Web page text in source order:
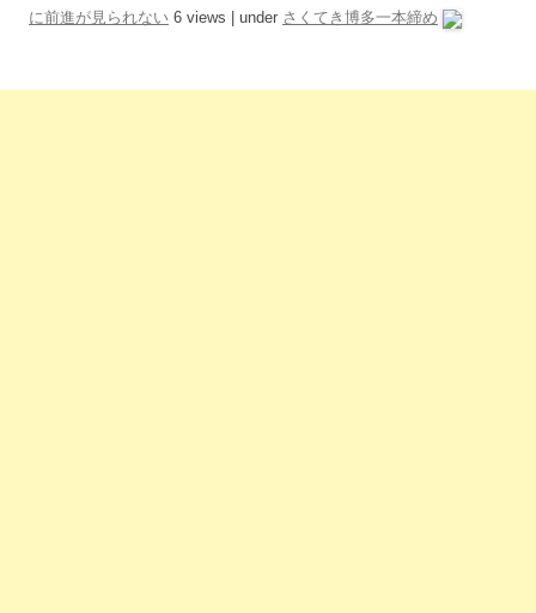
に前進が見られない 6 views under さくてき博多一本締め